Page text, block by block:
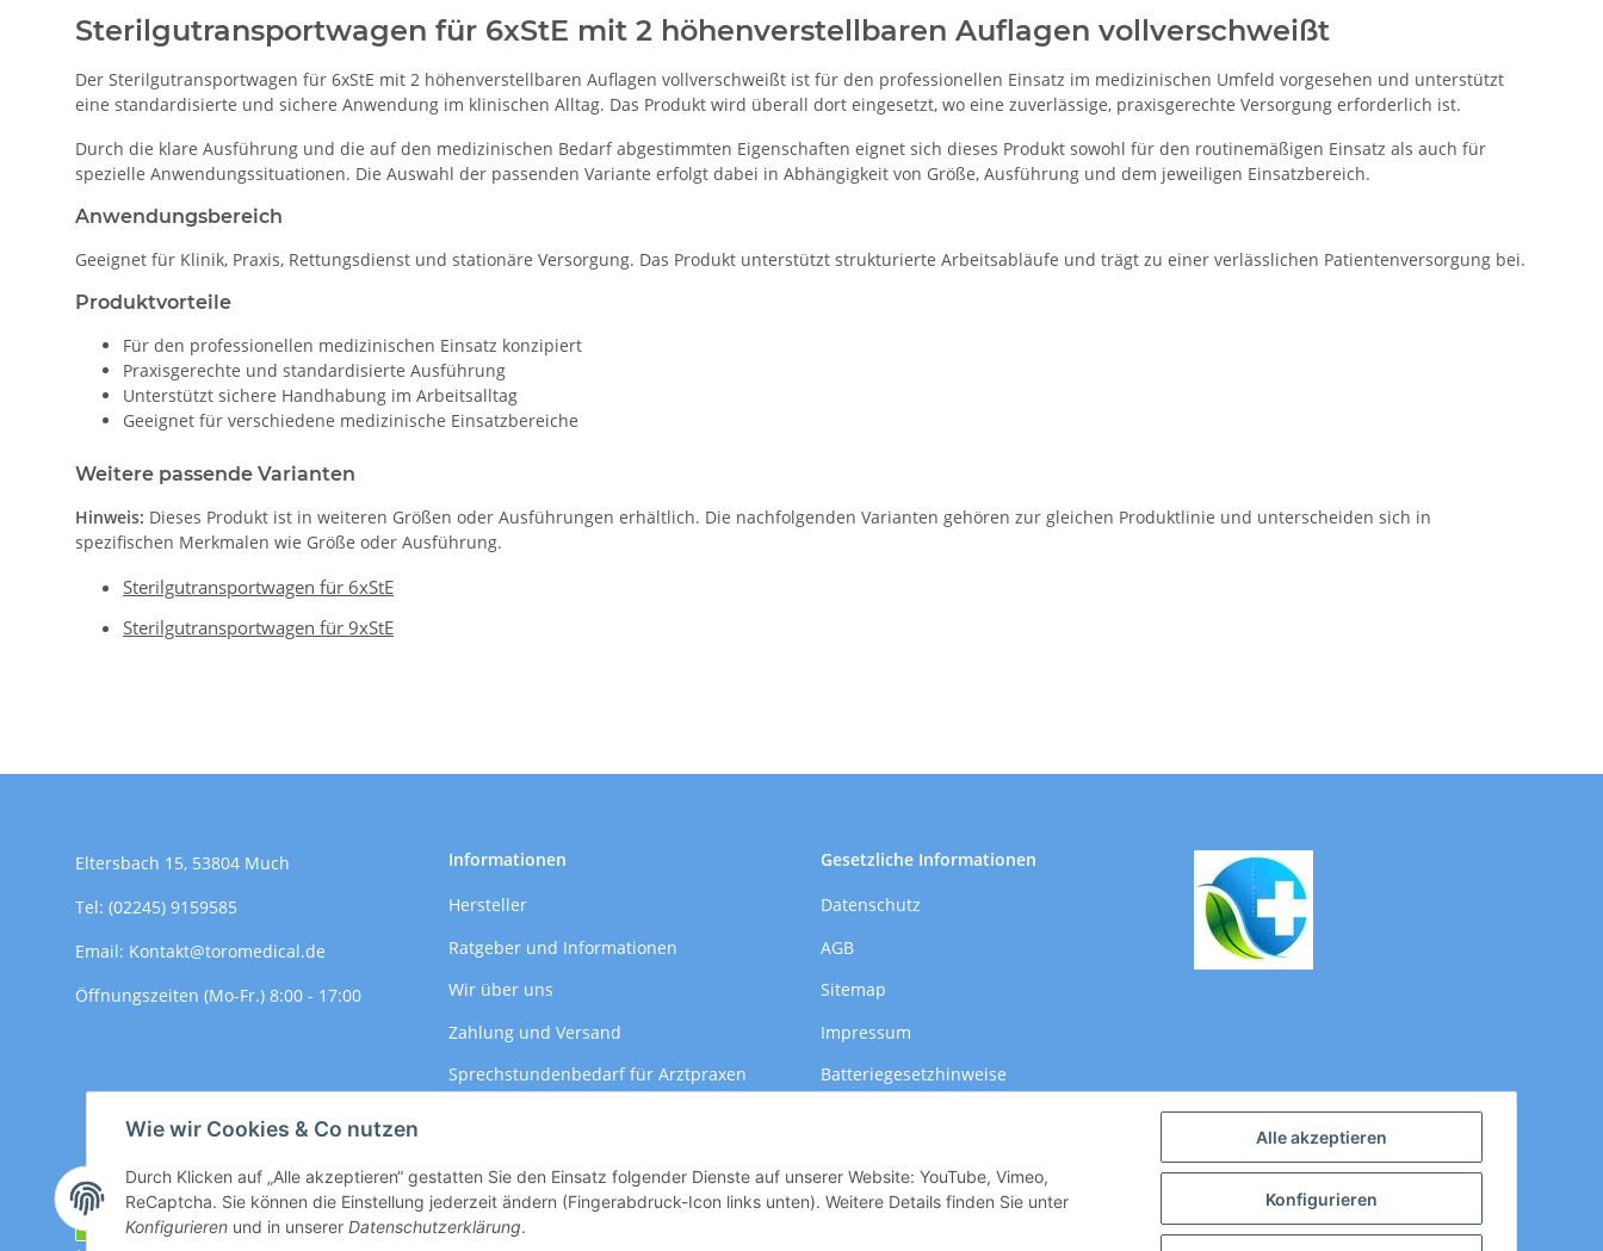
Alle akzeptieren
Konfigurieren
Wie wir Cookies & Co nutzen
Durch Klicken auf „Alle akzeptieren“ gestatten Sie den Einsatz folgender Dienste auf unserer Website: YouTube, Vimeo,
ReCaptcha. Sie können die Einstellung jederzeit ändern (Fingerabdruck-Icon links unten). Weitere Details finden Sie unter
Konfigurieren und in unserer Datenschutzerklärung.
Sterilgutransportwagen für 6xStE mit 2 höhenverstellbaren Auflagen vollverschweißt
Der Sterilgutransportwagen für 6xStE mit 2 höhenverstellbaren Auflagen vollverschweißt ist für den professionellen Einsatz im medizinischen Umfeld vorgesehen und unterstützt
eine standardisierte und sichere Anwendung im klinischen Alltag. Das Produkt wird überall dort eingesetzt, wo eine zuverlässige, praxisgerechte Versorgung erforderlich ist.
Durch die klare Ausführung und die auf den medizinischen Bedarf abgestimmten Eigenschaften eignet sich dieses Produkt sowohl für den routinemäßigen Einsatz als auch für
spezielle Anwendungssituationen. Die Auswahl der passenden Variante erfolgt dabei in Abhängigkeit von Größe, Ausführung und dem jeweiligen Einsatzbereich.
Anwendungsbereich
Geeignet für Klinik, Praxis, Rettungsdienst und stationäre Versorgung. Das Produkt unterstützt strukturierte Arbeitsabläufe und trägt zu einer verlässlichen Patientenversorgung bei.
Produktvorteile
Für den professionellen medizinischen Einsatz konzipiert
Praxisgerechte und standardisierte Ausführung
Unterstützt sichere Handhabung im Arbeitsalltag
Geeignet für verschiedene medizinische Einsatzbereiche
Weitere passende Varianten
Hinweis: Dieses Produkt ist in weiteren Größen oder Ausführungen erhältlich. Die nachfolgenden Varianten gehören zur gleichen Produktlinie und unterscheiden sich in
spezifischen Merkmalen wie Größe oder Ausführung.
Sterilgutransportwagen für 6xStE
Sterilgutransportwagen für 9xStE
Eltersbach 15, 53804 Much
Tel: (02245) 9159585
Email: Kontakt@toromedical.de
Öffnungszeiten (Mo-Fr.) 8:00 - 17:00
Informationen
Hersteller
Ratgeber und Informationen
Wir über uns
Zahlung und Versand
Sprechstundenbedarf für Arztpraxen
Gesetzliche Informationen
Datenschutz
AGB
Sitemap
Impressum
Batteriegesetzhinweise
Vertrag widerrufen